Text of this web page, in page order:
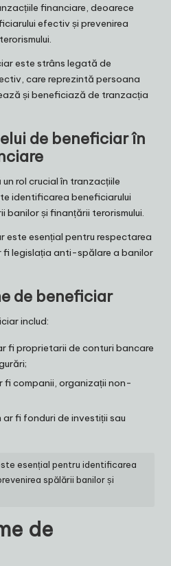
financiare, deoarece
efectiv și prevenirea
este strâns legată de
care reprezintă persoana
și beneficiază de tranzacția
de beneficiar în
rol crucial în tranzacțiile
identificarea beneficiarului
și finanțării terorismului.
este esențial pentru respectarea
fi legislația anti-spălare a banilor
de beneficiar
includ:
ar fi proprietarii de conturi bancare
fi companii, organizații non-
ar fi fonduri de investiții sau
esențial pentru identificarea
spălării banilor și
de